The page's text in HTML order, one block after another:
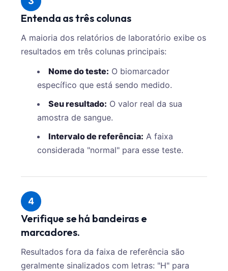
Entenda as três colunas
A maioria dos relatórios de laboratório exibe os
resultados em três colunas principais:
Nome do teste: O biomarcador
específico que está sendo medido.
Seu resultado: O valor real da sua
amostra de sangue.
Intervalo de referência: A faixa
considerada "normal" para esse teste.
4
Verifique se há bandeiras e
marcadores.
Resultados fora da faixa de referência são
geralmente sinalizados com letras: "H" para